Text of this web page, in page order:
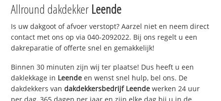
Allround dakdekker Leende
Is uw dakgoot of afvoer verstopt? Aarzel niet en neem direct
contact met ons op via 040-2092022. Bij ons regelt u een
dakreparatie of offerte snel en gemakkelijk!
Binnen 30 minuten zijn wij ter plaatse! Dus heeft u een
daklekkage in Leende en wenst snel hulp, bel ons. De
dakdekkers vandakdekkersbedrijf Leende werken 24 uur